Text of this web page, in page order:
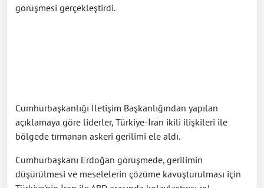
görüşmesi gerçekleştirdi.
Cumhurbaşkanlığı İletişim Başkanlığından yapılan
açıklamaya göre liderler, Türkiye-İran ikili ilişkileri ile
bölgede tırmanan askeri gerilimi ele aldı.
Cumhurbaşkanı Erdoğan görüşmede, gerilimin
düşürülmesi ve meselelerin çözüme kavuşturulması için